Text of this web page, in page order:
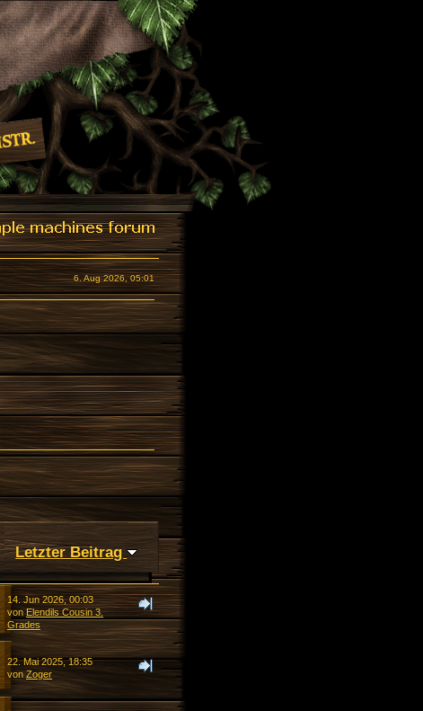
6. Aug 2026, 05:01
Letzter Beitrag
14. Jun 2026, 00:03
von Elendils Cousin 3.
Grades
22. Mai 2025, 18:35
vonZoger